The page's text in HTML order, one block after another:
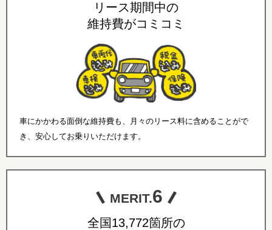
リース期間中の
維持費がコミコミ
車にかかわる面倒な維持費も、月々のリース料に含めることがで
き、安心してお乗りいただけます。
MERIT.6
全国13,772箇所の